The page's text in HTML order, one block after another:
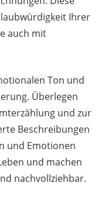
Ihrer
auch mit
Ton und
Überlegen
und zur
Beschreibungen
und Emotionen
und machen
nachvollziehbar.